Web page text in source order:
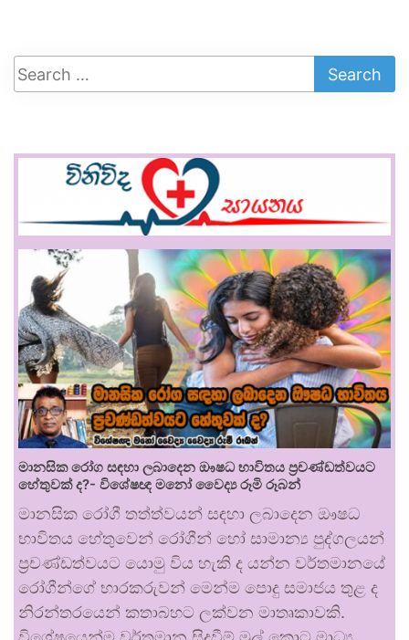
මානසික රෝග සඳහා ලබාදෙන ඖෂධ භාවිතය ප්‍රචණ්ඩත්වයට
හේතුවක් ද?- විශේෂඥ මනෝ වෛද්‍ය රූමි රූබන්
මානසික රෝගී තත්ත්වයන් සඳහා ලබාදෙන ඖෂධ
භාවිතය හේතුවෙන් රෝගීන් හෝ සාමාන්‍ය පුද්ගලයන්
ප්‍රචණ්ඩත්වයට යොමු විය හැකි ද යන්න වර්තමානයේ
රෝගීන්ගේ භාරකරුවන් මෙන්ම පොදු සමාජය තුළ ද
නිරන්තරයෙන් කතාබහට ලක්වන මාතෘකාවකි.